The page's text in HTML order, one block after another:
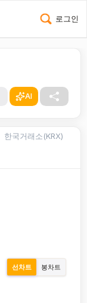
로그인
AI
한국거래소(KRX)
선차트 봉차트